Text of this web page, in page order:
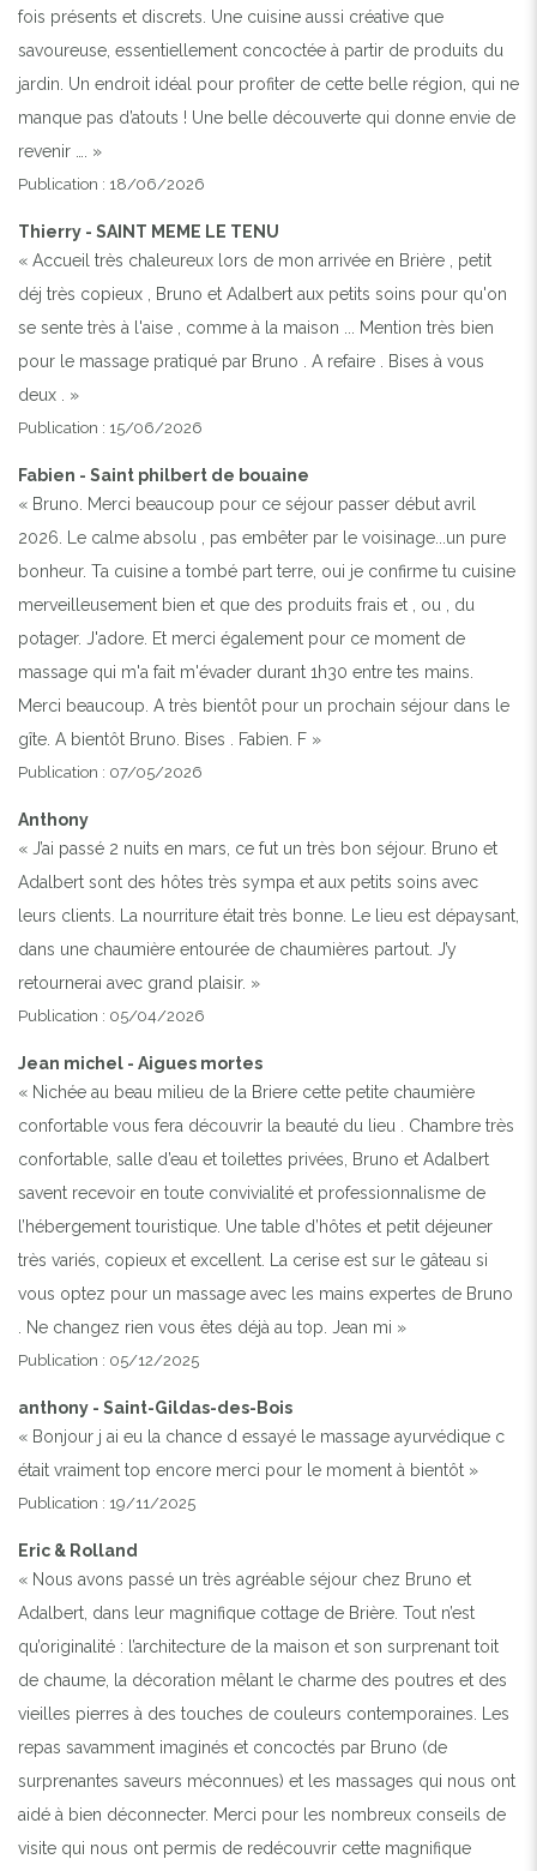
fois présents et discrets. Une cuisine aussi créative que
savoureuse, essentiellement concoctée à partir de produits du
jardin. Un endroit idéal pour profiter de cette belle région, qui ne
manque pas d’atouts ! Une belle découverte qui donne envie de
revenir …. »
Publication : 18/06/2026
Thierry - SAINT MEME LE TENU
« Accueil très chaleureux lors de mon arrivée en Brière , petit
déj très copieux , Bruno et Adalbert aux petits soins pour qu'on
se sente très à l'aise , comme à la maison ... Mention très bien
pour le massage pratiqué par Bruno . A refaire . Bises à vous
deux . »
Publication : 15/06/2026
Fabien - Saint philbert de bouaine
« Bruno. Merci beaucoup pour ce séjour passer début avril
2026. Le calme absolu , pas embêter par le voisinage...un pure
bonheur. Ta cuisine a tombé part terre, oui je confirme tu cuisine
merveilleusement bien et que des produits frais et , ou , du
potager. J'adore. Et merci également pour ce moment de
massage qui m'a fait m'évader durant 1h30 entre tes mains.
Merci beaucoup. A très bientôt pour un prochain séjour dans le
gîte. A bientôt Bruno. Bises . Fabien. F »
Publication : 07/05/2026
Anthony
« J’ai passé 2 nuits en mars, ce fut un très bon séjour. Bruno et
Adalbert sont des hôtes très sympa et aux petits soins avec
leurs clients. La nourriture était très bonne. Le lieu est dépaysant,
dans une chaumière entourée de chaumières partout. J’y
retournerai avec grand plaisir. »
Publication : 05/04/2026
Jean michel - Aigues mortes
« Nichée au beau milieu de la Briere cette petite chaumière
confortable vous fera découvrir la beauté du lieu . Chambre très
confortable, salle d’eau et toilettes privées, Bruno et Adalbert
savent recevoir en toute convivialité et professionnalisme de
l’hébergement touristique. Une table d’hôtes et petit déjeuner
très variés, copieux et excellent. La cerise est sur le gâteau si
vous optez pour un massage avec les mains expertes de Bruno
. Ne changez rien vous êtes déjà au top. Jean mi »
Publication : 05/12/2025
anthony - Saint-Gildas-des-Bois
« Bonjour j ai eu la chance d essayé le massage ayurvédique c
était vraiment top encore merci pour le moment à bientôt »
Publication : 19/11/2025
Eric & Rolland
« Nous avons passé un très agréable séjour chez Bruno et
Adalbert, dans leur magnifique cottage de Brière. Tout n’est
qu’originalité : l’architecture de la maison et son surprenant toit
de chaume, la décoration mêlant le charme des poutres et des
vieilles pierres à des touches de couleurs contemporaines. Les
repas savamment imaginés et concoctés par Bruno (de
surprenantes saveurs méconnues) et les massages qui nous ont
aidé à bien déconnecter. Merci pour les nombreux conseils de
visite qui nous ont permis de redécouvrir cette magnifique